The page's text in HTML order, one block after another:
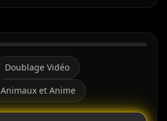
Doublage Vidéo
Animaux et Anime